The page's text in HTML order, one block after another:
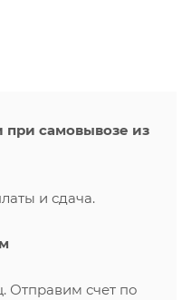
самовывозе из
и сдача.
Отправим счет по